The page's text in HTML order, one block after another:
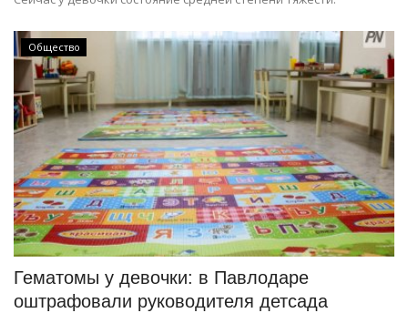
Общество
Гематомы у девочки: в Павлодаре
оштрафовали руководителя детсада